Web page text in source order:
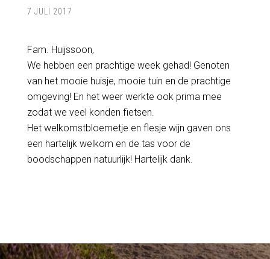
7 JULI 2017
Fam. Huijssoon,
We hebben een prachtige week gehad! Genoten
van het mooie huisje, mooie tuin en de prachtige
omgeving! En het weer werkte ook prima mee
zodat we veel konden fietsen.
Het welkomstbloemetje en flesje wijn gaven ons
een hartelijk welkom en de tas voor de
boodschappen natuurlijk! Hartelijk dank.